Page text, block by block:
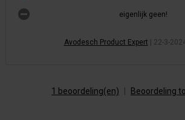
eigenlijk geen!
Avodesch Product Expert 22-3-
1 beoordeling(en) Beoordeling